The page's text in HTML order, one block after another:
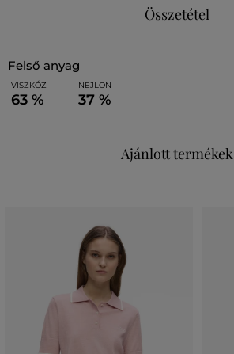
Összetétel
felső anyag
VISZKÓZ
63 %
NEJLON
37 %
Ajánlott termékek